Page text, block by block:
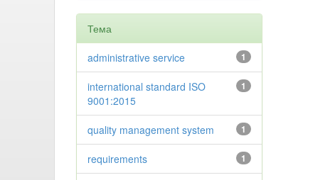
Тема
1
administrative service
1
international standard ISO
9001:2015
1
quality management system
1
requirements